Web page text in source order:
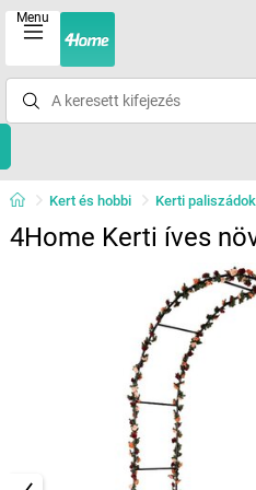
Menu
Kert és hobbi Kerti
4Home Kerti íves